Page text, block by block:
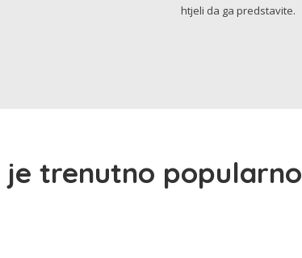
htjeli da ga predstavite.
je trenutno